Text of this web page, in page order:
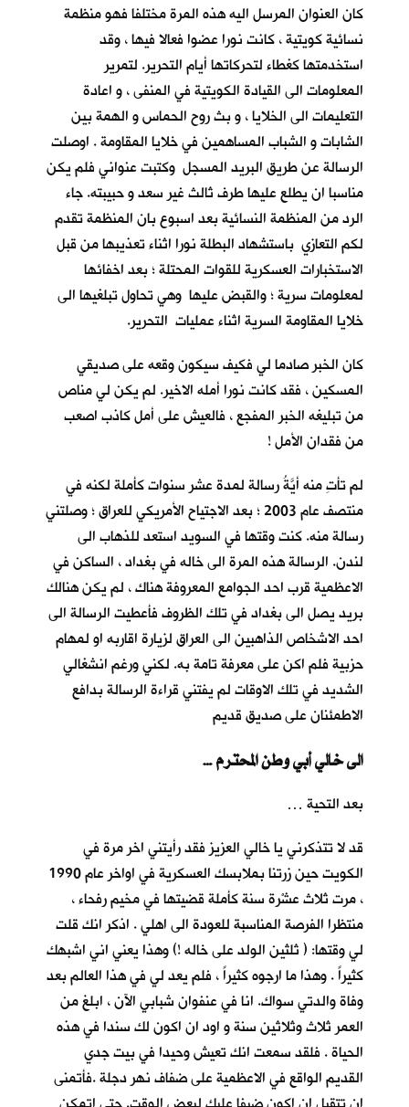
كان العنوان المرسل اليه هذه المرة مختلفا فهو منظمة
نسائية كويتية ، كانت نورا عضوا فعالا فيها ، وقد
استخدمتها كغطاء لتحركاتها أيام التحرير. لتمرير
المعلومات الى القيادة الكويتية في المنفى ، و اعادة
التعليمات الى الخلايا ، و بث روح الحماس و الهمة بين
الشابات و الشباب المساهمين في خلايا المقاومة . اوصلت
الرسالة عن طريق البريد المسجل وكتبت عنواني فلم يكن
مناسبا ان يطلع عليها طرف ثالث غير سعد و حبيبته. جاء
الرد من المنظمة النسائية بعد اسبوع بان المنظمة تقدم
لكم التعازي باستشهاد البطلة نورا اثناء تعذيبها من قبل
الاستخبارات العسكرية للقوات المحتلة ؛ بعد اخفائها
لمعلومات سرية ؛ والقبض عليها وهي تحاول تبلغيها الى
خلايا المقاومة السرية اثناء عمليات التحرير.
كان الخبر صادما لي فكيف سيكون وقعه على صديقي
المسكين ، فقد كانت نورا أمله الاخير. لم يكن لي مناص
من تبليغه الخبر المفجع ، فالعيش على أمل كاذب اصعب
من فقدان الأمل !
لم تأتِ منه أيَّةُ رسالة لمدة عشر سنوات كأملة لكنه في
منتصف عام 2003 ؛ بعد الاجتياح الأمريكي للعراق ؛ وصلتني
رسالة منه. كنت وقتها في السويد استعد للذهاب الى
لندن. الرسالة هذه المرة الى خاله في بغداد ، الساكن في
الاعظمية قرب احد الجوامع المعروفة هناك ، لم يكن هنالك
بريد يصل الى بغداد في تلك الظروف فأعطيت الرسالة الى
احد الاشخاص الذاهبين الى العراق لزيارة اقاربه او لمهام
حزبية فلم اكن على معرفة تامة به. لكني ورغم انشغالي
الشديد في تلك الاوقات لم يفتني قراءة الرسالة بدافع
الاطمئنان على صديق قديم
… الى خالي أبي وطن المحترم
بعد التحية …
قد لا تتذكرني يا خالي العزيز فقد رأيتني اخر مرة في
الكويت حين زرتنا بملابسك العسكرية في اواخر عام 1990
، مرت ثلاث عشْرة سنة كأملة قضيتها في مخيم رفحاء ،
منتظرا الفرصة المناسبة للعودة الى اهلي . اذكر انك قلت
لي وقتها: ( ثلثين الولد على خاله !) وهذا يعني اني اشبهك
كثيراً . وهذا ما ارجوه كثيراً ، فلم يعد لي في هذا العالم بعد
وفاة والدتي سواك. انا في عنفوان شبابي الآن ، ابلغ من
العمر ثلاث وثلاثين سنة و اود ان اكون لك سندا في هذه
الحياة . فلقد سمعت انك تعيش وحيدا في بيت جدي
القديم الواقع في الاعظمية على ضفاف نهر دجلة .فأتمنى